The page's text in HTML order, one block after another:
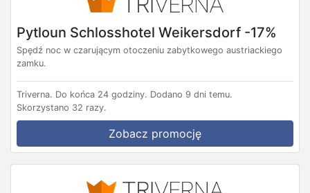
Pytloun Schlosshotel Weikersdorf -17%
Spędź noc w czarującym otoczeniu zabytkowego austriackiego
zamku.
Triverna. Do końca 24 godziny. Dodano 9 dni temu.
Skorzystano 32 razy.
Zobacz promocję